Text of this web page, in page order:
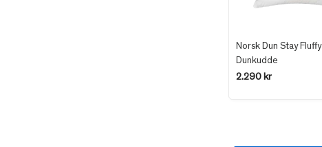
Norsk Dun Stay Fluffy
Dunkudde
2.290 kr